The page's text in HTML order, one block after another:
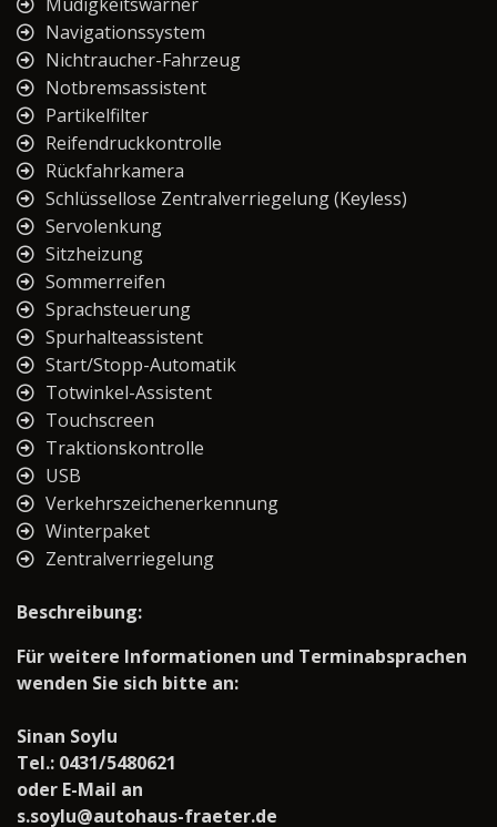
Navigationssystem
Nichtraucher-Fahrzeug
Notbremsassistent
Partikelfilter
Reifendruckkontrolle
Rückfahrkamera
Schlüssellose Zentralverriegelung (Keyless)
Servolenkung
Sitzheizung
Sommerreifen
Sprachsteuerung
Spurhalteassistent
Start/Stopp-Automatik
Totwinkel-Assistent
Touchscreen
Traktionskontrolle
USB
Verkehrszeichenerkennung
Winterpaket
Zentralverriegelung
Beschreibung:
Für weitere Informationen und Terminabsprachen
wenden Sie sich bitte an:
Sinan Soylu
Tel.: 0431/5480621
oder E-Mail an
s.soylu@autohaus-fraeter.de